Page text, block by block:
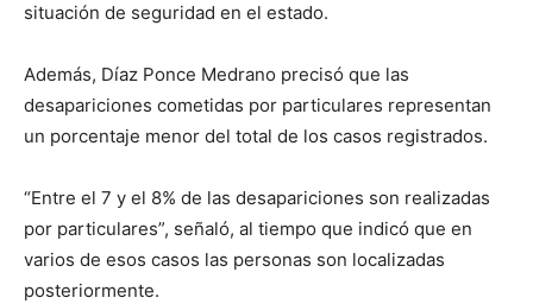
situación de seguridad en el estado.
Además, Díaz Ponce Medrano precisó que las
desapariciones cometidas por particulares representan
un porcentaje menor del total de los casos registrados.
“Entre el 7 y el 8% de las desapariciones son realizadas
por particulares”, señaló, al tiempo que indicó que en
varios de esos casos las personas son localizadas
posteriormente.